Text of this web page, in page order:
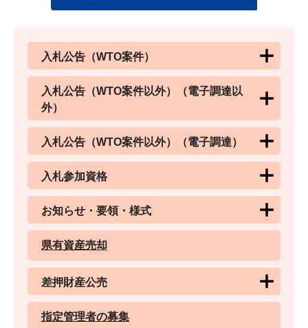
入札公告（WTO案件）
入札公告（WTO案件以外）（電子調達以
外）
入札公告（WTO案件以外）（電子調達）
入札参加資格
お知らせ・要領・様式
県有資産売却
差押財産公売
指定管理者の募集